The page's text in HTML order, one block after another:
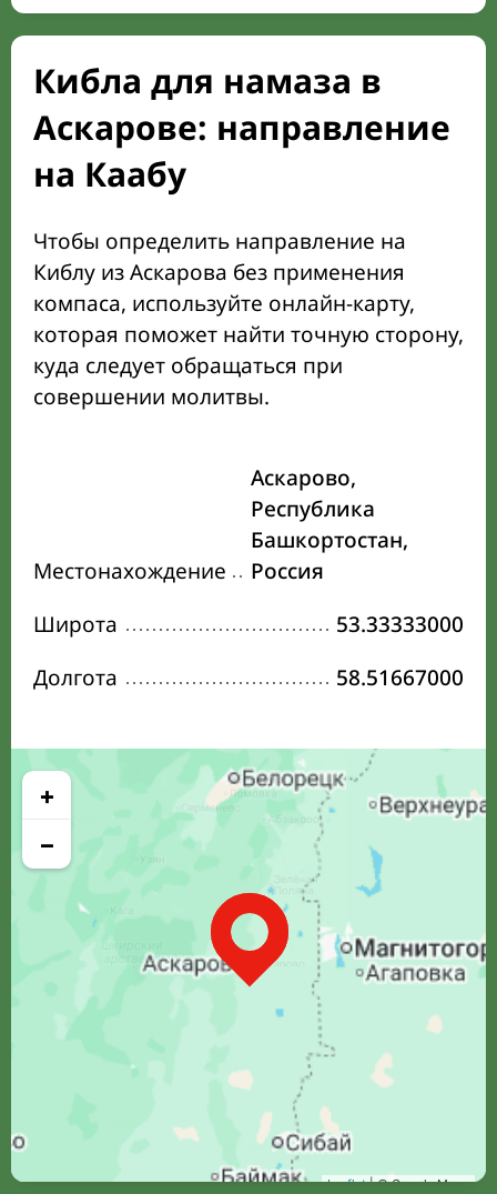
Кибла для намаза в
Аскарове: направление
на Каабу
Чтобы определить направление на
Киблу из Аскарова без применения
компаса, используйте онлайн-карту,
которая поможет найти точную сторону,
куда следует обращаться при
совершении молитвы.
Местонахождение
Аскарово,
Республика
Башкортостан,
Россия
Широта
53.33333000
Долгота
58.51667000
+
−
Leaflet| © Google Maps